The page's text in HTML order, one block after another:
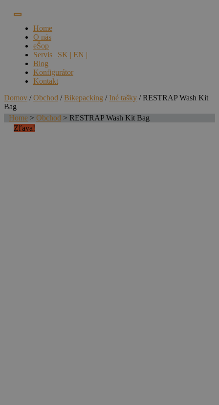
Home
O nás
eŠop
Servis | SK | EN |
Blog
Konfigurátor
Kontakt
Domov /Obchod /Bikepacking / Iné tašky / RESTRAP Wash Kit
Bag
Home > Obchod > RESTRAP Wash Kit Bag
Zľava!